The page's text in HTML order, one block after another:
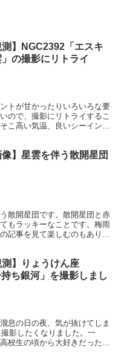
測】NGC2392「エスキ
の撮影にリトライ
トが甘かったりいろいろな要
ので、撮影にリトライするこ
こ高い気温、良いシーイン
像】星雲を伴う散開星団
散開星団です。散開星団と赤
もラッキーなことです。梅雨
記事を見て楽しむのもありで
測】りょうけん座
ち銀河」を撮影しまし
息の日の夜、気が抜けてしま
影したくなりました。一
校生の頃から大好きだった、